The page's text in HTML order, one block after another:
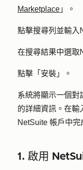
Marketplace 」。
點擊搜尋列 並輸入
在搜尋結果中選取
點擊「 安裝 」。
系統將顯示一個對
的詳細資訊。在輸
NetSuite 帳戶中完
1. 啟用